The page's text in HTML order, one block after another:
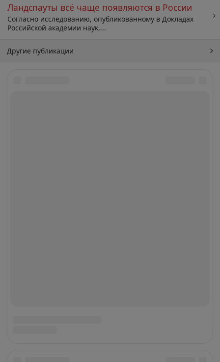
Ландспауты всё чаще появляются в России
Согласно исследованию, опубликованному в Докладах
Российской академии наук,...
Другие публикации